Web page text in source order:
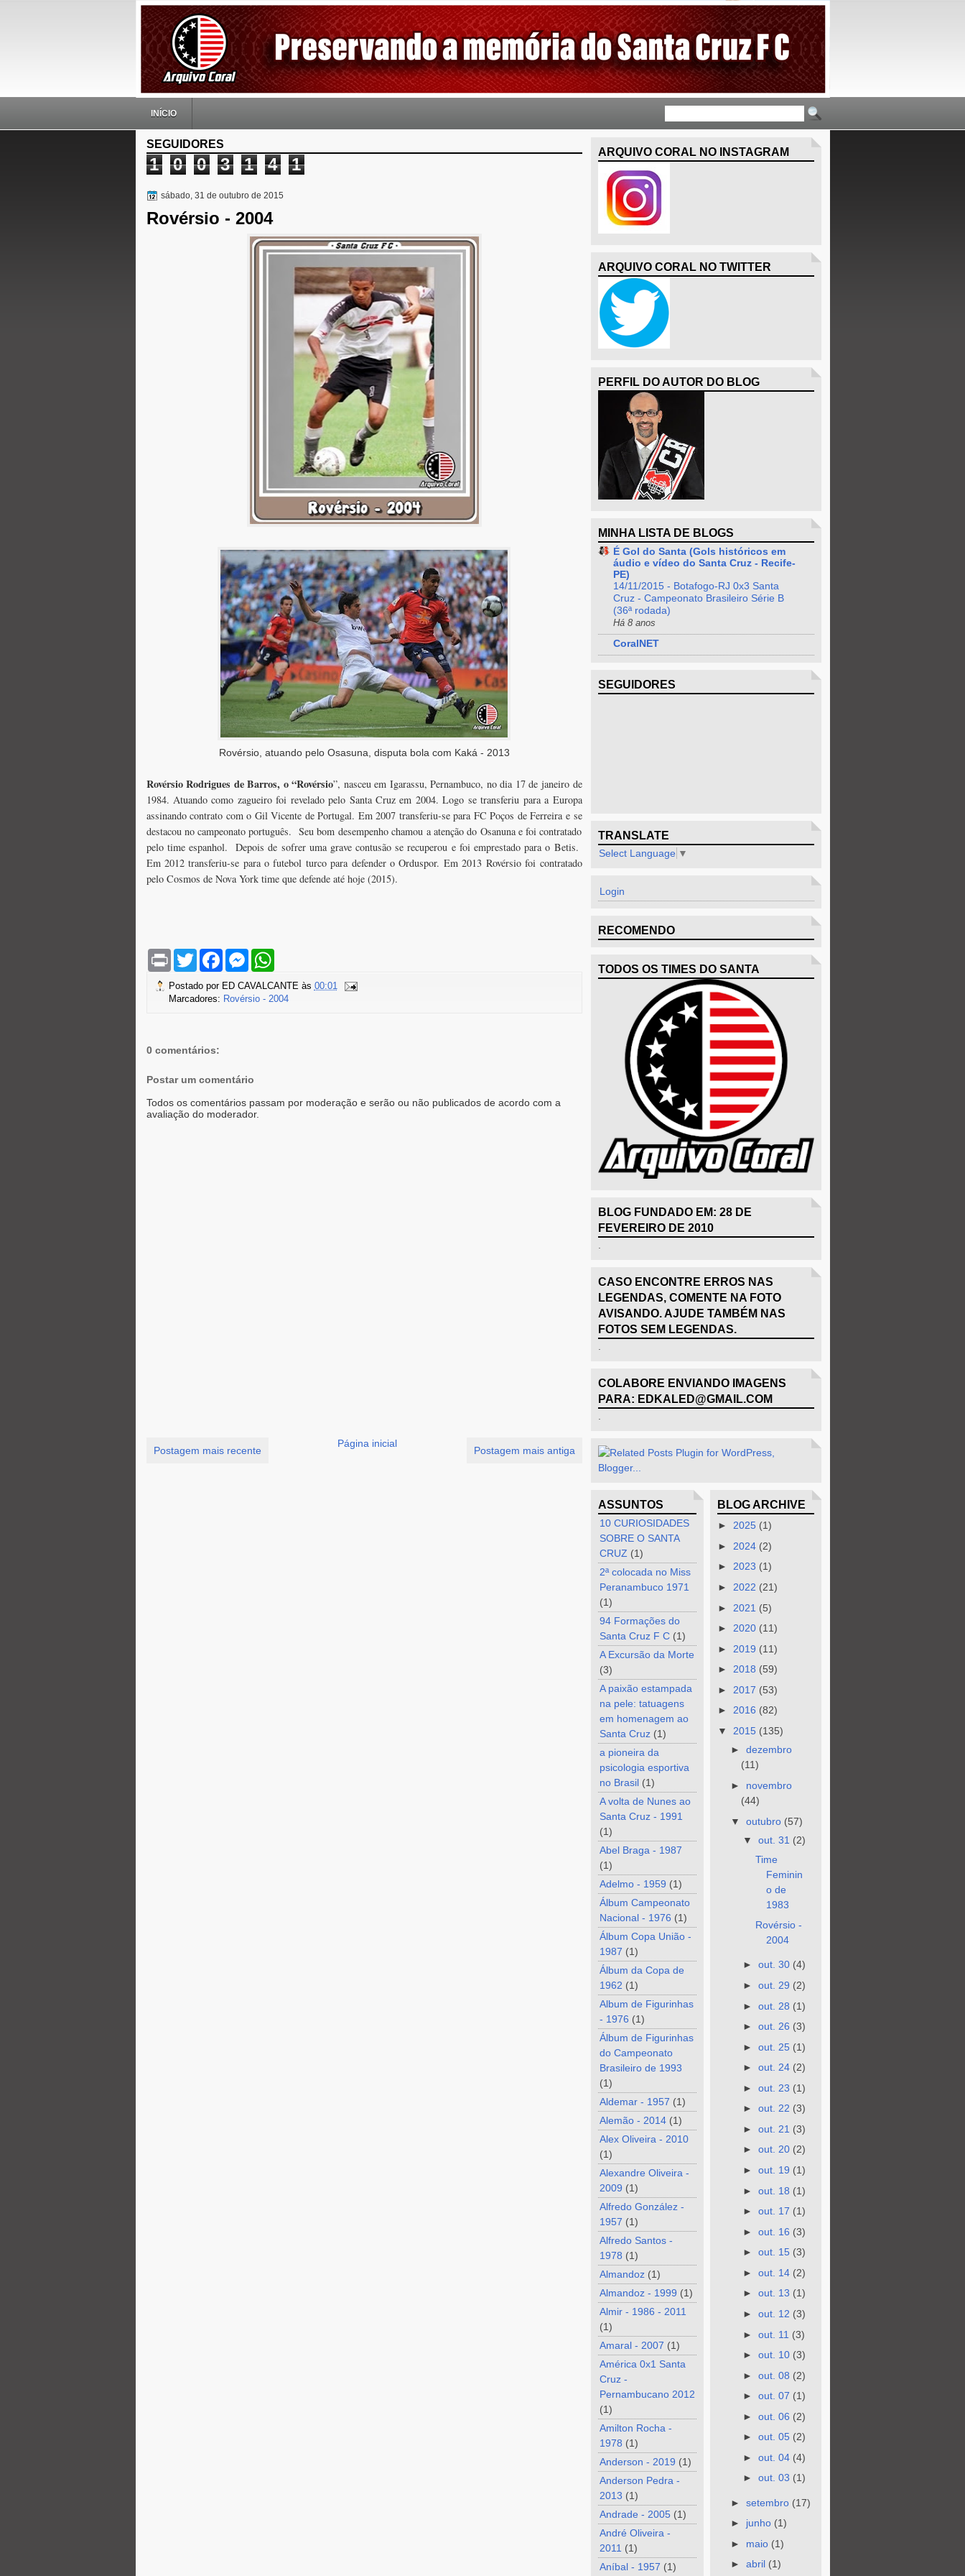
INÍCIO
SEGUIDORES
1 0 0 3 1 4 1
sábado, 31 de outubro de 2015
Rovérsio - 2004
Rovérsio, atuando pelo Osasuna, disputa bola com Kaká - 2013
Rovérsio Rodrigues de Barros, o “Rovérsio”, nasceu em Igarassu, Pernambuco, no dia 17 de janeiro de
1984. Atuando como zagueiro foi revelado pelo Santa Cruz em 2004. Logo se transferiu para a Europa
assinando contrato com o Gil Vicente de Portugal. Em 2007 transferiu-se para FC Poços de Ferreira e se
destacou no campeonato português. Seu bom desempenho chamou a atenção do Osanuna e foi contratado
pelo time espanhol. Depois de sofrer uma grave contusão se recuperou e foi emprestado para o Betis.
Em 2012 transferiu-se para o futebol turco para defender o Orduspor. Em 2013 Rovérsio foi contratado
pelo Cosmos de Nova York time que defende até hoje (2015).
P
n
t
T
w
t
t
F
e
b
M
s
e
W
t
s
Postado por ED CAVALCANTE às 00:01
Marcadores: Rovérsio - 2004
0 comentários:
Postar um comentário
Todos os comentários passam por moderação e serão ou não publicados de acordo com a
avaliação do moderador.
Postagem mais recente Postagem mais antiga
Página inicial
ARQUIVO CORAL NO INSTAGRAM
ARQUIVO CORAL NO TWITTER
PERFIL DO AUTOR DO BLOG
MINHA LISTA DE BLOGS
É Gol do Santa (Gols históricos em
áudio e vídeo do Santa Cruz - Recife-
PE)
14/11/2015 - Botafogo-RJ 0x3 Santa
Cruz - Campeonato Brasileiro Série B
(36ª rodada)
Há 8 anos
CoralNET
SEGUIDORES
TRANSLATE
Select Language ▼
Login
RECOMENDO
TODOS OS TIMES DO SANTA
BLOG FUNDADO EM: 28 DE
FEVEREIRO DE 2010
CASO ENCONTRE ERROS NAS
LEGENDAS, COMENTE NA FOTO
AVISANDO. AJUDE TAMBÉM NAS
FOTOS SEM LEGENDAS.
COLABORE ENVIANDO IMAGENS
PARA: EDKALED@GMAIL.COM
ASSUNTOS
10 CURIOSIDADES
SOBRE O SANTA
CRUZ (1)
2ª colocada no Miss
Peranambuco 1971
(1)
94 Formações do
Santa Cruz F C (1)
A Excursão da Morte
(3)
A paixão estampada
na pele: tatuagens
em homenagem ao
Santa Cruz (1)
a pioneira da
psicologia esportiva
no Brasil (1)
A volta de Nunes ao
Santa Cruz - 1991
(1)
Abel Braga - 1987
(1)
Adelmo - 1959 (1)
Álbum Campeonato
Nacional - 1976 (1)
Álbum Copa União -
1987 (1)
Álbum da Copa de
1962 (1)
Album de Figurinhas
- 1976 (1)
Álbum de Figurinhas
do Campeonato
Brasileiro de 1993
(1)
Aldemar - 1957 (1)
Alemão - 2014 (1)
Alex Oliveira - 2010
(1)
Alexandre Oliveira -
2009 (1)
Alfredo González -
1957 (1)
Alfredo Santos -
1978 (1)
Almandoz (1)
Almandoz - 1999 (1)
Almir - 1986 - 2011
(1)
Amaral - 2007 (1)
América 0x1 Santa
Cruz -
Pernambucano 2012
(1)
Amilton Rocha -
1978 (1)
Anderson - 2019 (1)
Anderson Pedra -
2013 (1)
Andrade - 2005 (1)
André Oliveira -
2011 (1)
Aníbal - 1957 (1)
BLOG ARCHIVE
►2025 (1)
► 2024 (2)
►2023 (1)
► 2022 (21)
► 2021 (5)
► 2020 (11)
► 2019 (11)
►2018 (59)
► 2017 (53)
►2016 (82)
▼ 2015 (135)
► dezembro
(11)
► novembro
(44)
▼ outubro (57)
▼ out. 31 (2)
Time
Feminin
o de
1983
Rovérsio -
2004
► out. 30 (4)
► out. 29 (2)
► out. 28 (1)
► out. 26 (3)
► out. 25 (1)
► out. 24 (2)
► out. 23 (1)
► out. 22 (3)
► out. 21 (3)
► out. 20 (2)
► out. 19 (1)
► out. 18 (1)
► out. 17 (1)
► out. 16 (3)
► out. 15 (3)
► out. 14 (2)
► out. 13 (1)
► out. 12 (3)
► out. 11 (3)
► out. 10 (3)
► out. 08 (2)
► out. 07 (1)
► out. 06 (2)
► out. 05 (2)
► out. 04 (4)
► out. 03 (1)
► setembro (17)
► junho (1)
► maio (1)
► abril (1)